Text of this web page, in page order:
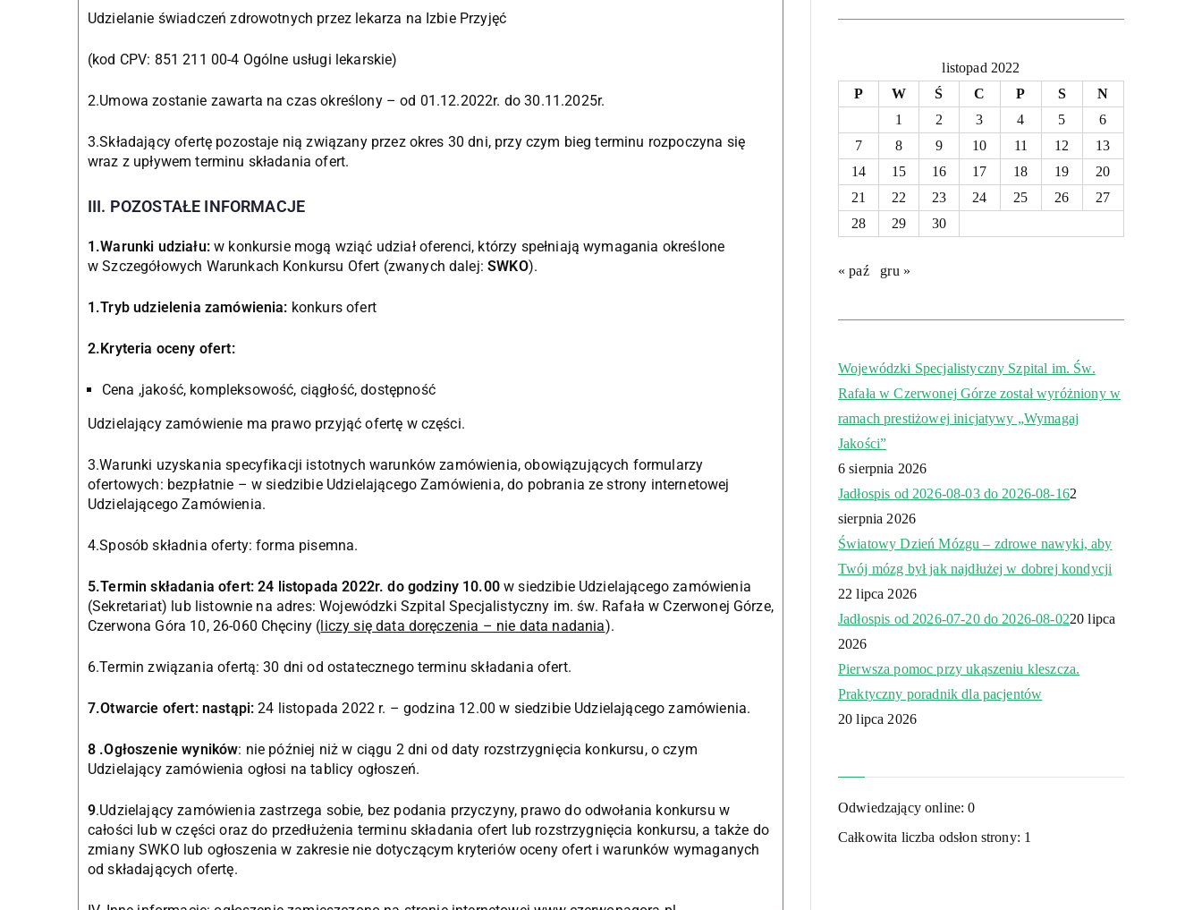
Udzielanie świadczeń zdrowotnych przez lekarza na Izbie Przyjęć
(kod CPV: 851 211 00-4 Ogólne usługi lekarskie)
2.Umowa zostanie zawarta na czas określony – od 01.12.2022r. do 30.11.2025r.
3.Składający ofertę pozostaje nią związany przez okres 30 dni, przy czym bieg terminu rozpoczyna się
wraz z upływem terminu składania ofert.
III. POZOSTAŁE INFORMACJE
1.Warunki udziału:w konkursie mogą wziąć udział oferenci, którzy spełniają wymagania określone
w Szczegółowych Warunkach Konkursu Ofert (zwanych dalej:SWKO).
1.Tryb udzielenia zamówienia: konkurs ofert
2.Kryteria oceny ofert:
Cena ,jakość, kompleksowość, ciągłość, dostępność
Udzielający zamówienie ma prawo przyjąć ofertę w części.
3.Warunki uzyskania specyfikacji istotnych warunków zamówienia, obowiązujących formularzy
ofertowych: bezpłatnie – w siedzibie Udzielającego Zamówienia, do pobrania ze strony internetowej
Udzielającego Zamówienia.
4.Sposób składnia oferty: forma pisemna.
5.Termin składania ofert: 24 listopada 2022r. do godziny 10.00w siedzibie Udzielającego zamówienia
(Sekretariat) lub listownie na adres: Wojewódzki Szpital Specjalistyczny im. św. Rafała w Czerwonej Górze,
Czerwona Góra 10, 26-060 Chęciny (liczy się data doręczenia – nie data nadania).
6.Termin związania ofertą: 30 dni od ostatecznego terminu składania ofert.
7.Otwarcie ofert: nastąpi:24 listopada 2022 r. – godzina 12.00 w siedzibie Udzielającego zamówienia.
8 .Ogłoszenie wyników: nie później niż w ciągu 2 dni od daty rozstrzygnięcia konkursu, o czym
Udzielający zamówienia ogłosi na tablicy ogłoszeń.
9.Udzielający zamówienia zastrzega sobie, bez podania przyczyny, prawo do odwołania konkursu w
całości lub w części oraz do przedłużenia terminu składania ofert lub rozstrzygnięcia konkursu, a także do
zmiany SWKO lub ogłoszenia w zakresie nie dotyczącym kryteriów oceny ofert i warunków wymaganych
od składających ofertę.
listopad 2022
P
W Ś C P S
N
1
2 3 4 5
6
7
8 9 10 11 12
13
14
15 16 17 18 19
20
21
22 23 24 25 26
27
28
29 30
« paź gru »
Wojewódzki Specjalistyczny Szpital im. Św.
Rafała w Czerwonej Górze został wyróżniony w
ramach prestiżowej inicjatywy „Wymagaj
Jakości”
6 sierpnia 2026
Jadłospis od 2026-08-03 do 2026-08-162
sierpnia 2026
Światowy Dzień Mózgu – zdrowe nawyki, aby
Twój mózg był jak najdłużej w dobrej kondycji
22 lipca 2026
Jadłospis od 2026-07-20 do 2026-08-0220 lipca
2026
Pierwsza pomoc przy ukąszeniu kleszcza.
Praktyczny poradnik dla pacjentów
20 lipca 2026
Odwiedzający online:0
Całkowita liczba odsłon strony: 1